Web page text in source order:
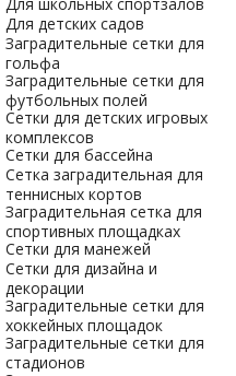
Для детских садов
Заградительные сетки для
гольфа
Заградительные сетки для
футбольных полей
Сетки для детских игровых
комплексов
Сетки для бассейна
Сетка заградительная для
теннисных кортов
Заградительная сетка для
спортивных площадках
Сетки для манежей
Сетки для дизайна и
декорации
Заградительные сетки для
хоккейных площадок
Заградительные сетки для
стадионов